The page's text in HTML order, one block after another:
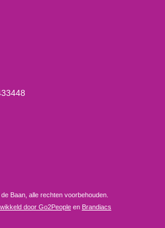
Baan, alle rechten voorbehouden.
door Go2Peopleen Brandiacs